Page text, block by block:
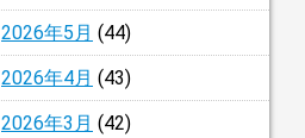
2026年5月 (44)
2026年4月 (43)
2026年3月 (42)